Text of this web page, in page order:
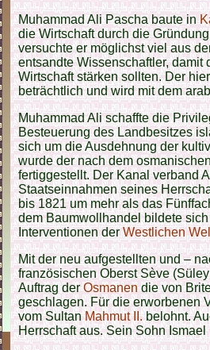
Muhammad Ali Pascha baute in
die Wirtschaft durch die
versuchte er möglichst viel aus
entsandte Wissenschaftler,
Wirtschaft stärken sollten. Der
beträchtlich und wird mit dem
Muhammad Ali schaffte die
Besteuerung des Landbesitzes
sich um die Ausdehnung der
wurde der nach dem
fertiggestellt. Der Kanal verband
Staatseinnahmen seines
bis 1821 um mehr als das
dem Baumwollhandel bildete
Interventionen derWestlichen
Mit der neu aufgestellten und –
französischen Oberst Sève
Auftrag derOsmanendie von
geschlagen. Für die erworbenen
vom SultanMahmut II.belohnt.
Herrschaft aus. Sein Sohn